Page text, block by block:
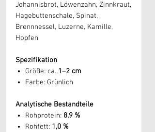
Johannisbrot, Löwenzahn, Zinnkraut,
Hagebuttenschale, Spinat,
Brennnessel, Luzerne, Kamille,
Hopfen
Spezifikation
Größe: ca. 1–2 cm
Farbe: Grünlich
Analytische Bestandteile
Rohprotein: 8,9 %
Rohfett: 1,0 %